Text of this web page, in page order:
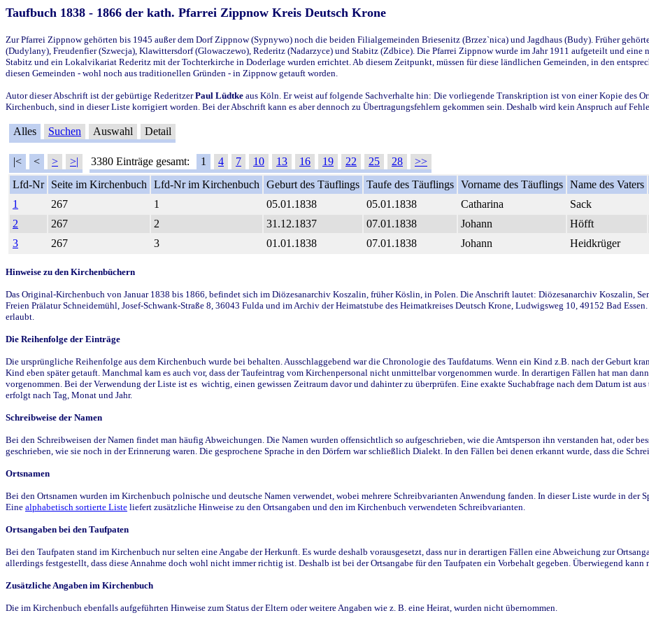
Taufbuch 1838 - 1866 der kath. Pfarrei Zippnow Kreis Deutsch Krone
Zur Pfarrei Zippnow gehörten bis 1945 außer dem Dorf Zippnow (Sypnywo) noch die beiden Filialgemeinden Briesenitz (Brzez`nica) und Jagdhaus (Budy). Früher
(Dudylany), Freudenfier (Szwecja), Klawittersdorf (Glowaczewo), Rederitz (Nadarzyce) und Stabitz (Zdbice). Die Pfarrei Zippnow wurde im Jahr 1911 aufgeteilt und
Stabitz und ein Lokalvikariat Rederitz mit der Tochterkirche in Doderlage wurden errichtet. Ab diesem Zeitpunkt, müssen für diese ländlichen Gemeinden, in den
diesen Gemeinden - wohl noch aus traditionellen Gründen - in Zippnow getauft worden.
Autor dieser Abschrift ist der gebürtige RederitzerPaul Lüdtke aus Köln. Er weist auf folgende Sachverhalte hin: Die vorliegende Transkription ist von einer Kopie des
Kirchenbuch, sind in dieser Liste korrigiert worden. Bei der Abschrift kann es aber dennoch zu Übertragungsfehlern gekommen sein. Deshalb wird kein Anspruch auf
Alles Suchen Auswahl Detail
|< < > >| 3380 Einträge gesamt: 1 4 7 10 13 16 19 22 25 28
>>
Lfd-Nr
Seite im Kirchenbuch Lfd-Nr im Kirchenbuch Geburt des Täuflings Taufe des Täuflings Vorname des Täuflings Name des Vaters
1
267 1 05.01.1838 05.01.1838 Catharina Sack
2
267 2 31.12.1837 07.01.1838 Johann Höfft
3
267 3 01.01.1838 07.01.1838 Johann Heidkrüger
Hinweise zu den Kirchenbüchern
Das Original-Kirchenbuch von Januar 1838 bis 1866, befindet sich im Diözesanarchiv Koszalin, früher Köslin, in Polen. Die Anschrift lautet: Diözesanarchiv Koszalin,
Freien Prälatur Schneidemühl, Josef-Schwank-Straße 8, 36043 Fulda und im Archiv der Heimatstube des Heimatkreises Deutsch Krone, Ludwigsweg 10, 49152 Bad
erlaubt.
Die Reihenfolge der Einträge
Die ursprüngliche Reihenfolge aus dem Kirchenbuch wurde bei behalten. Ausschlaggebend war die Chronologie des Taufdatums. Wenn ein Kind z.B. nach der Geburt
Kind eben später getauft. Manchmal kam es auch vor, dass der Taufeintrag vom Kirchenpersonal nicht unmittelbar vorgenommen wurde. In derartigen Fällen hat man
vorgenommen. Bei der Verwendung der Liste ist es wichtig, einen gewissen Zeitraum davor und dahinter zu überprüfen. Eine exakte Suchabfrage nach dem Datum ist
erfolgt nach Tag, Monat und Jahr.
Schreibweise der Namen
Bei den Schreibweisen der Namen findet man häufig Abweichungen. Die Namen wurden offensichtlich so aufgeschrieben, wie die Amtsperson ihn verstanden hat, oder
geschrieben, wie sie noch in der Erinnerung waren. Die gesprochene Sprache in den Dörfern war schließlich Dialekt. In den Fällen bei denen erkannt wurde, dass die
Ortsnamen
Bei den Ortsnamen wurden im Kirchenbuch polnische und deutsche Namen verwendet, wobei mehrere Schreibvarianten Anwendung fanden. In dieser Liste wurde in der
Eine alphabetisch sortierte Liste liefert zusätzliche Hinweise zu den Ortsangaben und den im Kirchenbuch verwendeten Schreibvarianten.
Ortsangaben bei den Taufpaten
Bei den Taufpaten stand im Kirchenbuch nur selten eine Angabe der Herkunft. Es wurde deshalb vorausgesetzt, dass nur in derartigen Fällen eine Abweichung zur
allerdings festgestellt, dass diese Annahme doch wohl nicht immer richtig ist. Deshalb ist bei der Ortsangabe für den Taufpaten ein Vorbehalt gegeben. Überwiegend kann
Zusätzliche Angaben im Kirchenbuch
Die im Kirchenbuch ebenfalls aufgeführten Hinweise zum Status der Eltern oder weitere Angaben wie z. B. eine Heirat, wurden nicht übernommen.